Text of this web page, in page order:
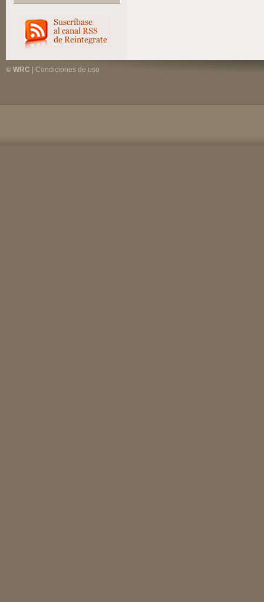
© WRC Condiciones de uso